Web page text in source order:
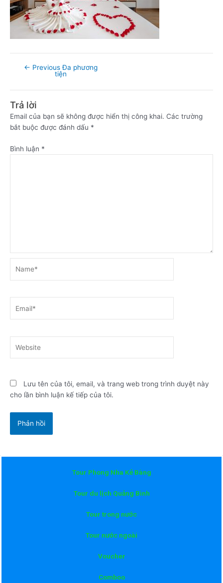
← Previous Đa phương
tiện
Trả lời
Email của bạn sẽ không được hiển thị công khai. Các trường
bắt buộc được đánh dấu *
Bình luận *
Lưu tên của tôi, email, và trang web trong trình duyệt này
cho lần bình luận kế tiếp của tôi.
Tour Phong Nha Kẻ Bàng
Tour du lịch Quảng Bình
Tour trong nước
Tour nước ngoài
Voucher
Comboo